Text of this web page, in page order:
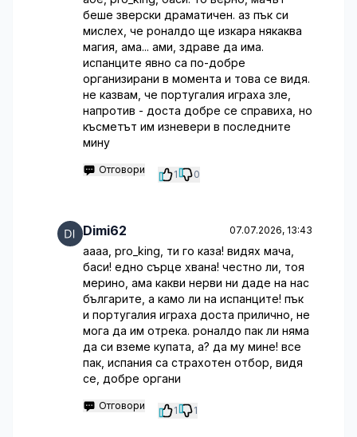
беше зверски драматичен. аз пък си
мислех, че роналдо ще изкара някаква
магия, ама... ами, здраве да има.
испанците явно са по-добре
организирани в момента и това се видя.
не казвам, че португалия играха зле,
напротив - доста добре се справиха, но
късметът им изневери в последните
мину
Отговори 1 0
Dimi62 07.07.2026, 13:43
аааа, pro_king, ти го каза! видях мача,
баси! едно сърце хвана! честно ли, тоя
мерино, ама какви нерви ни даде на нас
българите, а камо ли на испанците! пък
и португалия играха доста прилично, не
мога да им отрека. роналдо пак ли няма
да си вземе купата, а? да му мине! все
пак, испания са страхотен отбор, видя
се, добре органи
Отговори 1 1